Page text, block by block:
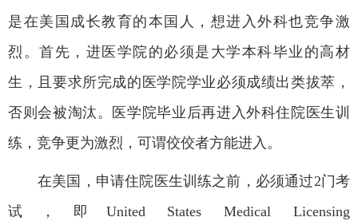
是在美国成长教育的本国人，想进入外科也竞争激
烈。首先，进医学院的必须是大学本科毕业的高材
生，且要求所完成的医学院学业必须成绩出类拔萃，
否则会被淘汰。医学院毕业后再进入外科住院医生训
练，竞争更为激烈，可谓佼佼者方能进入。
在美国，申请住院医生训练之前，必须通过2门考
试，即 United States Medical Licensing